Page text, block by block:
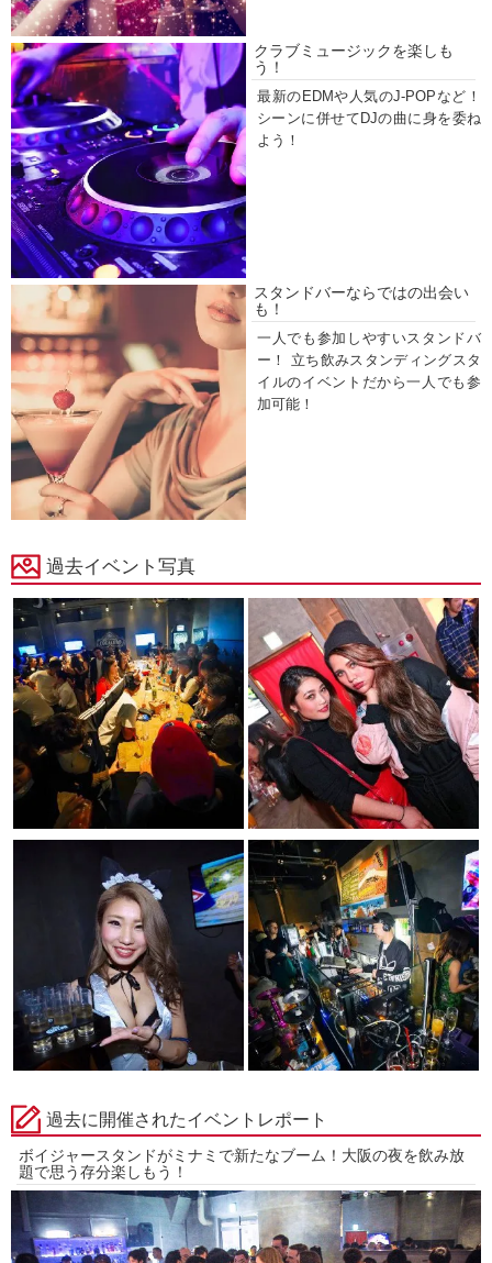
クラブミュージックを楽しも
う！
最新のEDMや人気のJ-POPなど！
シーンに併せてDJの曲に身を委ね
よう！
スタンドバーならではの出会い
も！
一人でも参加しやすいスタンドバ
ー！ 立ち飲みスタンディングスタ
イルのイベントだから一人でも参
加可能！
過去イベント写真
過去に開催されたイベントレポート
ボイジャースタンドがミナミで新たなブーム！大阪の夜を飲み放
題で思う存分楽しもう！